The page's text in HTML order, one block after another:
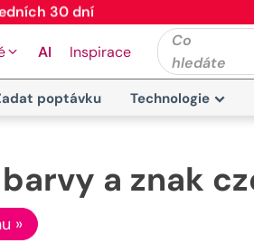
30 dní
AI Inspirace
Co
hledáte
poptávku Technologie
a znak
»